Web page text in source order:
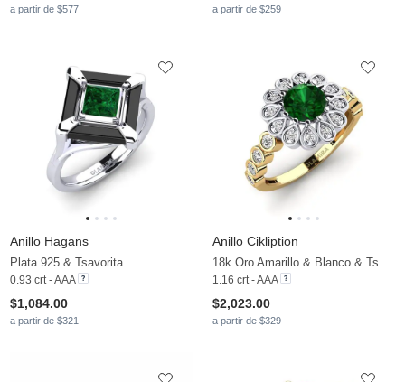
a partir de $577 a partir de $259
Anillo Hagans
Plata 925 & Tsavorita
0.93 crt - AAA
$1,084.00
a partir de $321
Anillo Cikliption
1.16 crt - AAA
$2,023.00
a partir de $329